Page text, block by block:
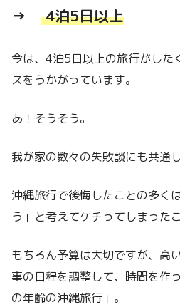
→ 4泊5日以上
今は、4泊5日以上の旅行がした
スをうかがっています。
あ！そうそう。
我が家の数々の失敗談にも共通
沖縄旅行で後悔したことの多く
う」と考えてケチってしまった
もちろん予算は大切ですが、高
事の日程を調整して、時間を作
の年齢の沖縄旅行」。